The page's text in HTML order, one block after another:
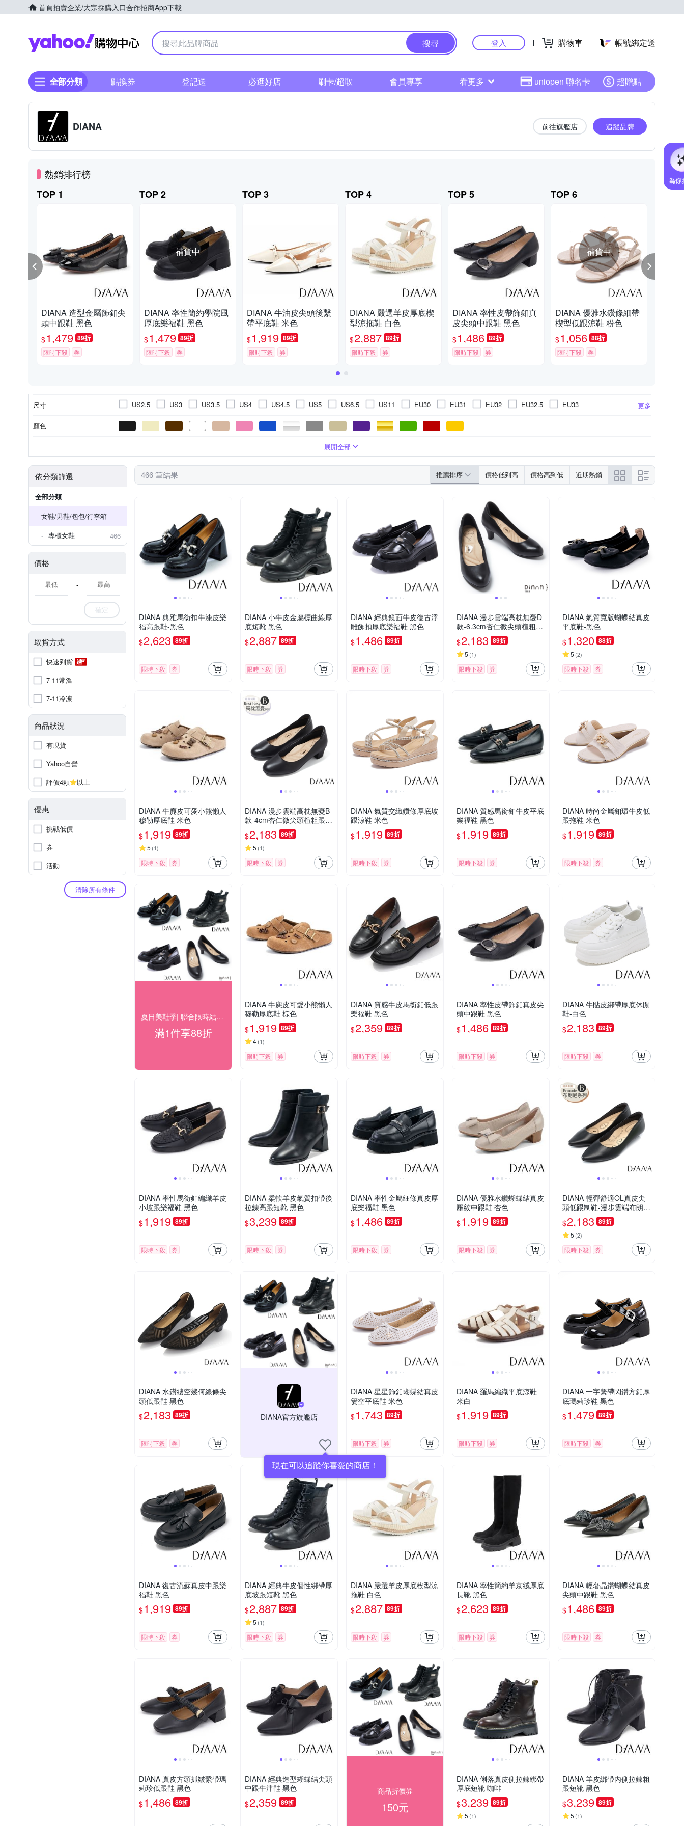
首頁拍賣企業/大宗採購入口合作招商App下載
Yahoo購物中心
搜尋 登入 購物車 帳號綁定送
全部分類 點換券 登記送 必逛好店 刷卡/超取 會員專享 看更多 uniopen 聯名卡 超贈點
DIANA 前往旗艦店 追蹤品牌
熱銷排行榜
TOP 1
DIANA 造型金屬飾釦尖
頭中跟鞋 黑色
$1,479 89折
限時下殺 券
TOP 2
補貨中
DIANA 率性簡約學院風
厚底樂福鞋 黑色
$1,479 89折
限時下殺 券
TOP 3
DIANA 牛油皮尖頭後繫
帶平底鞋 米色
$1,919 89折
限時下殺 券
TOP 4
DIANA 嚴選羊皮厚底楔
型涼拖鞋 白色
$2,887 89折
限時下殺 券
TOP 5
DIANA 率性皮帶飾釦真
皮尖頭中跟鞋 黑色
$1,486 89折
限時下殺 券
TOP 6
補貨中
DIANA 優雅水鑽條細帶
楔型低跟涼鞋 粉色
$1,056 88折
限時下殺 券
尺寸 更多
US2.5 US3 US3.5 US4 US4.5 US5 US6.5 US11 EU30 EU31 EU32 EU32.5
EU33
EU33.5
EU34 EU34.5 EU35 EU35.5 EU36 EU36.5 EU37 EU37.5
24.5cm
25cm 26cm JP23 JP24 JP25 JP24.5 JP22 JP23.5 JP22.5 JP26 JP27 JP25.5
顏色
人造皮革方頭鞋
布面 無內裡
蝴蝶結
超高跟 8cm以上
展開全部
依分類篩選
全部分類
女鞋/男鞋/包包/行李箱
專櫃女鞋
466
價格
-
確定
取貨方式
快速到貨
7-11常溫
7-11冷凍
商品狀況
有現貨
Yahoo自營
評價4顆
以上
優惠
挑戰低價
券
活動
清除所有條件
466 筆結果 推薦排序 價格低到高 價格高到低 近期熱銷
DIANA 典雅馬銜扣牛漆皮樂
福高跟鞋-黑色
$2,623 89折
限時下殺 券
DIANA 小牛皮金屬標曲線厚
底短靴 黑色
$2,887 89折
限時下殺 券
DIANA 經典鏡面牛皮復古浮
雕飾扣厚底樂福鞋 黑色
$1,486 89折
限時下殺 券
DIANA 漫步雲端高枕無憂D
款-6.3cm杏仁微尖頭楦粗低
跟制鞋 黑色
$2,183 89折
5 (1)
限時下殺 券
DIANA 氣質寬版蝴蝶結真皮
平底鞋-黑色
$1,320 88折
5 (2)
限時下殺 券
DIANA 牛麂皮可愛小熊懶人
穆勒厚底鞋 米色
$1,919 89折
5 (1)
限時下殺 券
DIANA 漫步雲端高枕無憂B
款-4cm杏仁微尖頭楦粗跟制
鞋 黑色
$2,183 89折
5 (1)
限時下殺 券
DIANA 氣質交織鑽條厚底坡
跟涼鞋 米色
$1,919 89折
限時下殺 券
DIANA 質感馬銜釦牛皮平底
樂福鞋 黑色
$1,919 89折
限時下殺 券
DIANA 時尚金屬釦環牛皮低
跟拖鞋 米色
$1,919 89折
限時下殺 券
夏日美鞋季| 聯合限時結帳再88折
滿1件享88折
DIANA 牛麂皮可愛小熊懶人
穆勒厚底鞋 棕色
$1,919 89折
4(1)
限時下殺 券
DIANA 質感牛皮馬銜釦低跟
樂福鞋 黑色
$2,359 89折
限時下殺 券
DIANA 率性皮帶飾釦真皮尖
頭中跟鞋 黑色
$1,486 89折
限時下殺 券
DIANA 牛貼皮綁帶厚底休閒
鞋-白色
$2,183 89折
限時下殺 券
DIANA 率性馬銜釦編織羊皮
小坡跟樂福鞋 黑色
$1,919 89折
限時下殺 券
DIANA 柔軟羊皮氣質扣帶後
拉鍊高跟短靴 黑色
$3,239 89折
限時下殺 券
DIANA 率性金屬細條真皮厚
底樂福鞋 黑色
$1,486 89折
限時下殺 券
DIANA 優雅水鑽蝴蝶結真皮
壓紋中跟鞋 杏色
$1,919 89折
限時下殺 券
DIANA 輕彈舒適OL真皮尖
頭低跟制鞋-漫步雲端布朗尼
美人款 黑色
$2,183 89折
5 (2)
限時下殺 券
DIANA 水鑽縷空幾何線條尖
頭低跟鞋 黑色
$2,183 89折
限時下殺 券
DIANA官方旗艦店
現在可以追蹤你喜愛的商店！
DIANA 星星飾釦蝴蝶結真皮
簍空平底鞋 米色
$1,743 89折
限時下殺 券
DIANA 羅馬編織平底涼鞋
米白
$1,919 89折
限時下殺 券
DIANA 一字繫帶閃鑽方釦厚
底瑪莉珍鞋 黑色
$1,479 89折
限時下殺 券
DIANA 復古流蘇真皮中跟樂
福鞋 黑色
$1,919 89折
限時下殺 券
DIANA 經典牛皮個性綁帶厚
底坡跟短靴 黑色
$2,887 89折
5 (1)
限時下殺 券
DIANA 嚴選羊皮厚底楔型涼
拖鞋 白色
$2,887 89折
限時下殺 券
DIANA 率性簡約羊京絨厚底
長靴 黑色
$2,623 89折
限時下殺 券
DIANA 輕奢晶鑽蝴蝶結真皮
尖頭中跟鞋 黑色
$1,486 89折
限時下殺 券
DIANA 真皮方頭抓皺繫帶瑪
莉珍低跟鞋 黑色
$1,486 89折
DIANA 經典造型蝴蝶結尖頭
中跟牛津鞋 黑色
$2,359 89折
商品折價券
150元
DIANA 俐落真皮側拉鍊綁帶
厚底短靴 咖啡
$3,239 89折
5 (1)
DIANA 羊皮綁帶內側拉鍊粗
跟短靴 黑色
$3,239 89折
5 (1)